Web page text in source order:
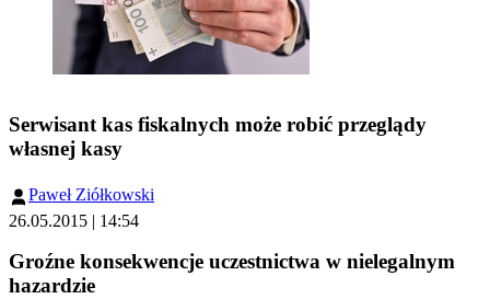
Serwisant kas fiskalnych może robić przeglądy
własnej kasy
Paweł Ziółkowski
26.05.2015 | 14:54
Groźne konsekwencje uczestnictwa w nielegalnym
hazardzie